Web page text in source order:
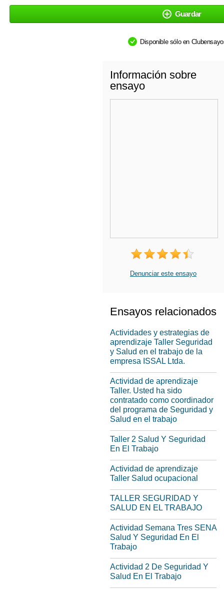
Guardar
Disponible sólo en
Información sobre
ensayo
Denunciar este ensayo
Ensayos relacionados
Actividades y estrategias de
aprendizaje Taller Seguridad
y Salud en el trabajo de la
empresa ISSAL Ltda.
Actividad de aprendizaje
Taller. Usted ha sido
contratado como coordinador
del programa de Seguridad y
Salud en el trabajo
Taller 2 Salud Y Seguridad
En El Trabajo
Actividad de aprendizaje
Taller Salud ocupacional
TALLER SEGURIDAD Y
SALUD EN EL TRABAJO
Actividad Semana Tres SENA
Salud Y Seguridad En El
Trabajo
Actividad 2 De Seguridad Y
Salud En El Trabajo